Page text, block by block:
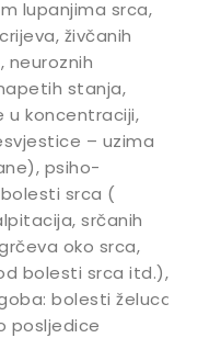
lupanjima srca,
živčanih
neuroznih
stanja,
u koncentraciji,
– uzima
psiho-
srca (
srčanih
oko srca,
bolesti srca itd.),
bolesti želuca
posljedice